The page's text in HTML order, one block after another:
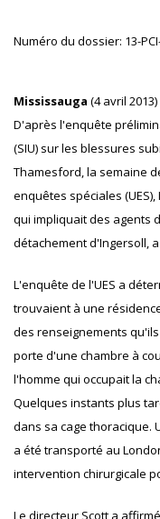
Numéro du dossier: 13-
Mississauga (4 avril 2013)
D'après l'enquête
(SIU) sur les blessures
Thamesford, la semaine
enquêtes spéciales
qui impliquait des agents
détachement d'Ingersoll,
L'enquête de l'UES a
trouvaient à une
des renseignements
porte d'une chambre à
l'homme qui occupait la
Quelques instants plus
dans sa cage thoracique.
a été transporté au
intervention chirurgicale
Le directeur Scott a